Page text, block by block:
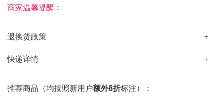
商家温馨提醒：
退换货政策
快递详情
推荐商品（均按照新用户额外8折标注）：